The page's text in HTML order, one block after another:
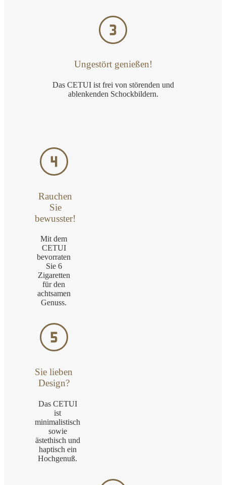
Ungestört genießen!
Das CETUI ist frei von störenden und
ablenkenden Schockbildern.
Rauchen
Sie
bewusster!
Mit dem
CETUI
bevorraten
Sie 6
Zigaretten
für den
achtsamen
Genuss.
Sie lieben
Design?
Das CETUI
ist
minimalistisch
sowie
ästethisch und
haptisch ein
Hochgenuß.